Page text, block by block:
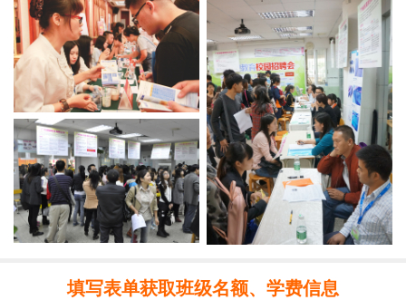
填写表单获取班级名额、学费信息